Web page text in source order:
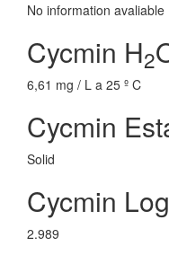
No information avaliable
Cycmin H2
6,61 mg / L a 25 º C
Cycmin
Solid
Cycmin
2.989